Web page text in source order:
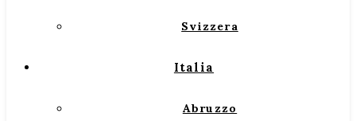
Svizzera
Italia
Abruzzo